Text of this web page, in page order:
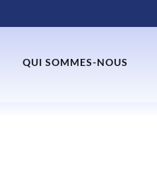
QUI SOMMES-NOUS